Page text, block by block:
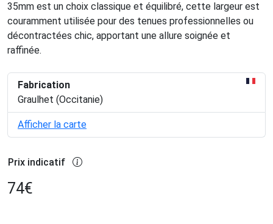
35mm est un choix classique et équilibré, cette largeur est
couramment utilisée pour des tenues professionnelles ou
décontractées chic, apportant une allure soignée et
raffinée.
Fabrication
Graulhet (Occitanie)
Afficher la carte
Prix indicatif
74€